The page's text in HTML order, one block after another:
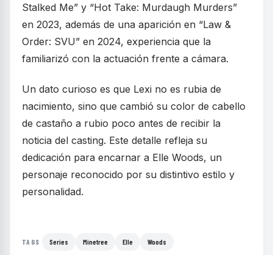
Stalked Me” y “Hot Take: Murdaugh Murders”
en 2023, además de una aparición en “Law &
Order: SVU” en 2024, experiencia que la
familiarizó con la actuación frente a cámara.
Un dato curioso es que Lexi no es rubia de
nacimiento, sino que cambió su color de cabello
de castaño a rubio poco antes de recibir la
noticia del casting. Este detalle refleja su
dedicación para encarnar a Elle Woods, un
personaje reconocido por su distintivo estilo y
personalidad.
TAGS Series Minetree Elle Woods